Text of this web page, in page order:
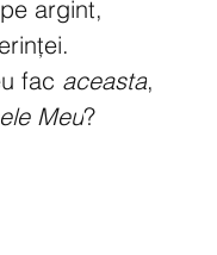
argint,
fac aceasta,
Meu?